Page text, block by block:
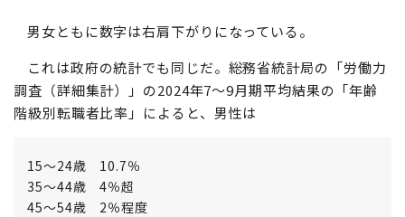
男女ともに数字は右肩下がりになっている。
これは政府の統計でも同じだ。総務省統計局の「労働力
調査（詳細集計）」の2024年7～9月期平均結果の「年齢
階級別転職者比率」によると、男性は
15～24歳 10.7％
35～44歳 4％超
45～54歳 2％程度